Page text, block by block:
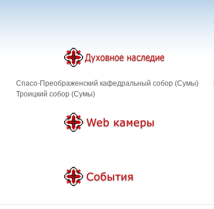
Спасо-Преображенский кафедральный собор (Сумы)
Троицкий собор (Сумы)